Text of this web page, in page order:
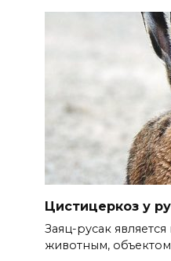
Цистицеркоз у
Заяц-русак
животным, объектом